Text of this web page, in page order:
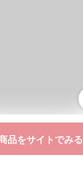
品をサイトでみる